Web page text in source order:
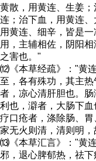
黄散，用黄连、生姜
连；治下血，用黄连、
用黄连、细辛，皆是
用，主辅相佐，阴阳
之害也。"
⑿《本草经疏》："黄
至，各有殊功，其主
者，凉心清肝胆也。
利也，澼者，大肠下血
疗口疮者，涤除肠、
家无火则清，清则明，
⒀《本草汇言》："黄
邪，退心脾郁热，祛